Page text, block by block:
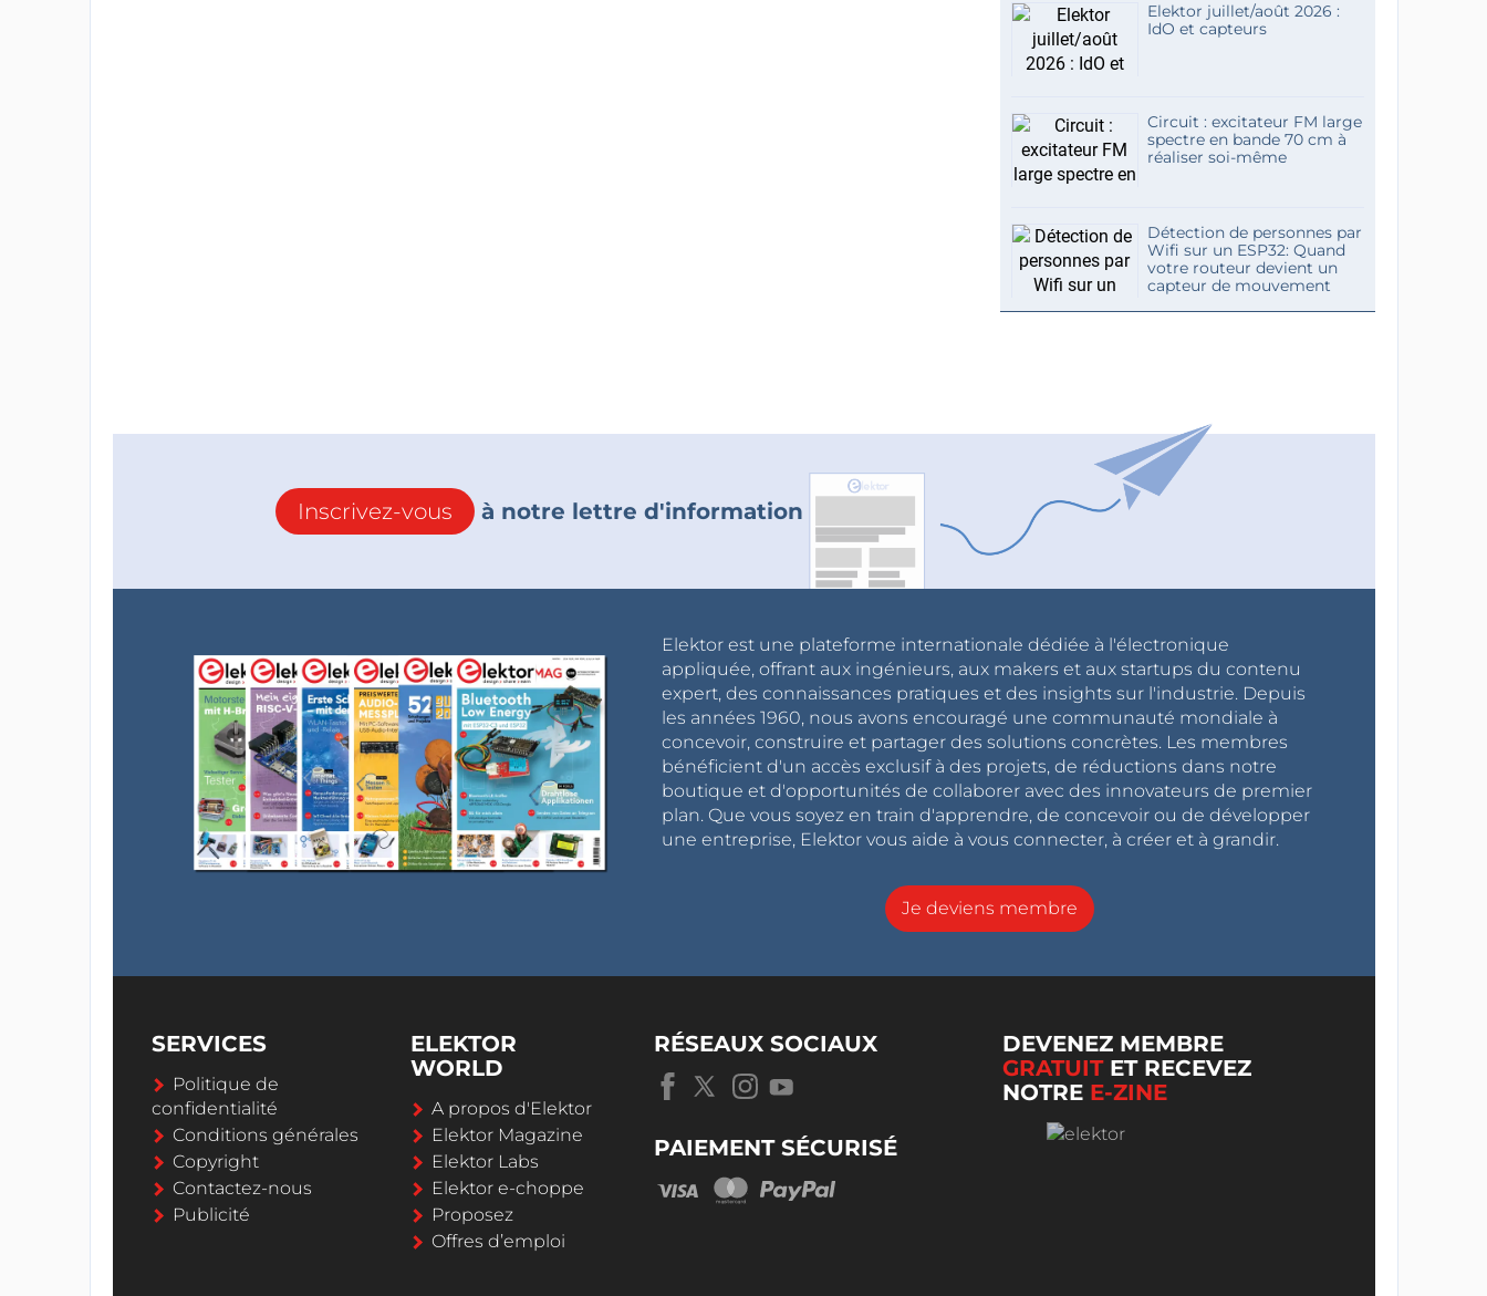
Elektor juillet/août 2026 :
IdO et capteurs
Circuit : excitateur FM large
spectre en bande 70 cm à
réaliser soi-même
Détection de personnes par
Wifi sur un ESP32: Quand
votre routeur devient un
capteur de mouvement
Inscrivez-vous à notre lettre d'information
Elektor est une plateforme internationale dédiée à l'électronique
appliquée, offrant aux ingénieurs, aux makers et aux startups du contenu
expert, des connaissances pratiques et des insights sur l'industrie. Depuis
les années 1960, nous avons encouragé une communauté mondiale à
concevoir, construire et partager des solutions concrètes. Les membres
bénéficient d'un accès exclusif à des projets, de réductions dans notre
boutique et d'opportunités de collaborer avec des innovateurs de premier
plan. Que vous soyez en train d'apprendre, de concevoir ou de développer
une entreprise, Elektor vous aide à vous connecter, à créer et à grandir.
Je deviens membre
SERVICES
Politique de
confidentialité
Conditions générales
Copyright
Contactez-nous
Publicité
ELEKTOR
WORLD
A propos d'Elektor
Elektor Magazine
Elektor Labs
Elektor e-choppe
Proposez
Offres d’emploi
RÉSEAUX SOCIAUX
PAIEMENT SÉCURISÉ
DEVENEZ MEMBRE
GRATUITET RECEVEZ
NOTRE E-ZINE